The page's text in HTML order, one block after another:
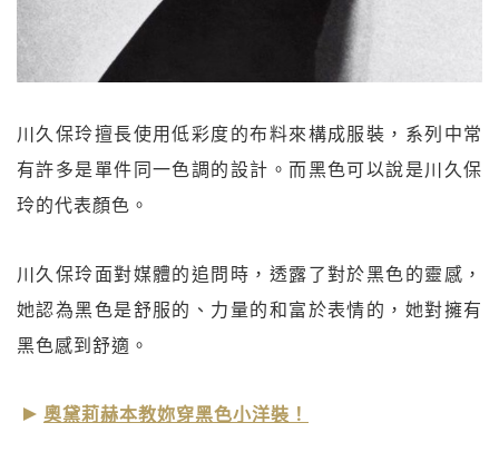
川久保玲擅長使用低彩度的布料來構成服裝，系列中常
有許多是單件同一色調的設計。而黑色可以說是川久保
玲的代表顏色。
川久保玲面對媒體的追問時，透露了對於黑色的靈感，
她認為黑色是舒服的、力量的和富於表情的，她對擁有
黑色感到舒適。
奧黛莉赫本教妳穿黑色小洋裝！